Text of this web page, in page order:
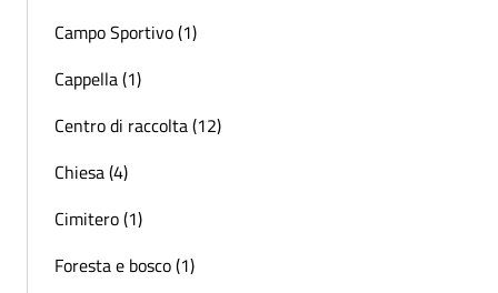
Campo Sportivo (1)
Cappella (1)
Centro di raccolta (12)
Chiesa (4)
Cimitero (1)
Foresta e bosco (1)